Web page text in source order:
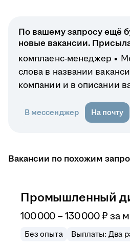
По вашему запросу ещё
новые вакансии.
комплаенс-менеджер
слова в названии
компании и в описании
В мессенджер На почту
Вакансии по похожим
Промышленный
100 000 –130 000₽ за
Без опыта Выплаты: Два